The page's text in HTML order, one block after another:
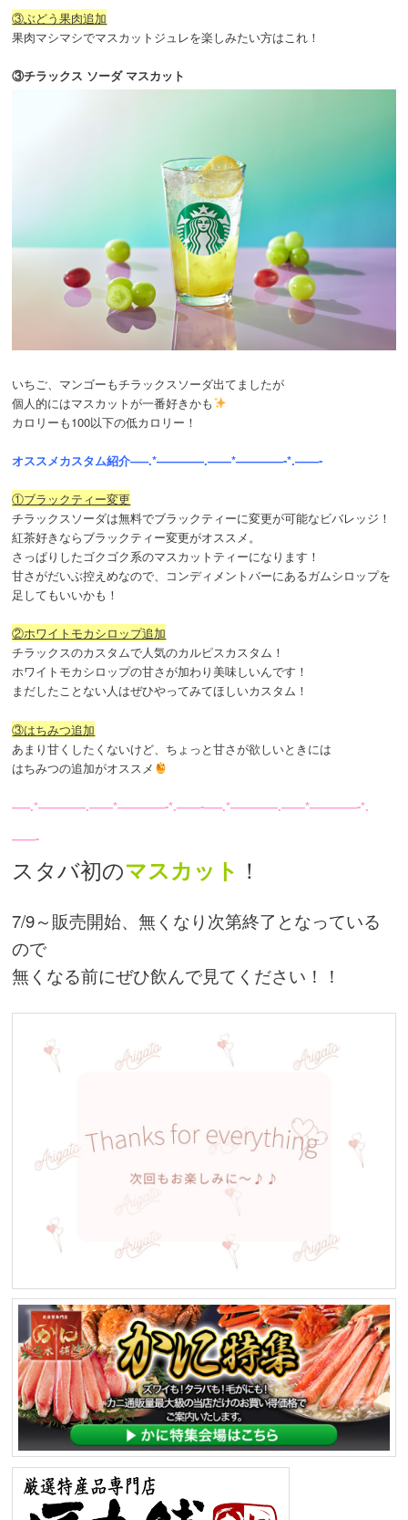
③ぶどう果肉追加
果肉マシマシでマスカットジュレを楽しみたい方はこれ！
③チラックス ソーダ マスカット
いちご、マンゴーもチラックスソーダ出てましたが
個人的にはマスカットが一番好きかも
カロリーも100以下の低カロリー！
オススメカスタム紹介—–.*————.——*————-*.——-
①ブラックティー変更
チラックスソーダは無料でブラックティーに変更が可能なビバレッジ！
紅茶好きならブラックティー変更がオススメ。
さっぱりしたゴクゴク系のマスカットティーになります！
甘さがだいぶ控えめなので、コンディメントバーにあるガムシロップを
足してもいいかも！
②ホワイトモカシロップ追加
チラックスのカスタムで人気のカルピスカスタム！
ホワイトモカシロップの甘さが加わり美味しいんです！
まだしたことない人はぜひやってみてほしいカスタム！
③はちみつ追加
あまり甘くしたくないけど、ちょっと甘さが欲しいときには
はちみつの追加がオススメ
—–.*————.——*————-*.——-—–.*————.——*————-*.
——-
スタバ初のマスカット ！
7/9～販売開始、無くなり次第終了となっている
ので
無くなる前にぜひ飲んで見てください！！